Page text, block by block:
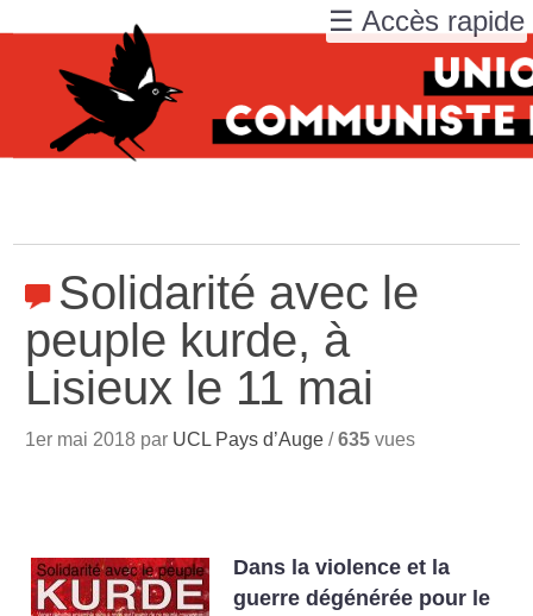
Solidarité avec le
peuple kurde, à
Lisieux le 11 mai
1er mai 2018 par UCL Pays d’Auge /635 vues
Dans la violence et la
guerre dégénérée pour le
☰ Accès rapide